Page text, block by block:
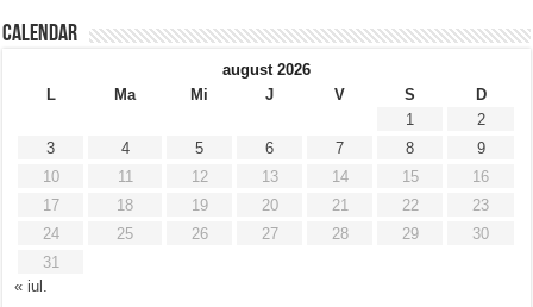
Calendar
august 2026
L
Ma Mi J V S
D
1
2
3
4 5 6 7 8
9
10
11 12 13 14 15
16
17
18 19 20 21 22
23
24
25 26 27 28 29
30
31
« iul.